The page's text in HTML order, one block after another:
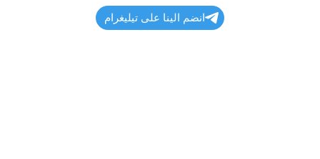
انضم الينا على تيليغرام